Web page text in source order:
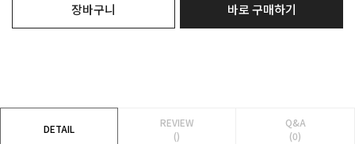
장바구니 바로 구매하기
DETAIL
REVIEW
()
Q&A
(0)